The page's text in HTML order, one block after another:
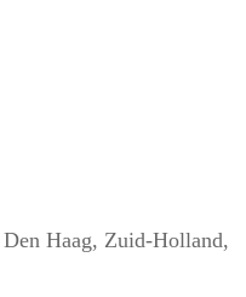
Haag, Zuid-Holland,